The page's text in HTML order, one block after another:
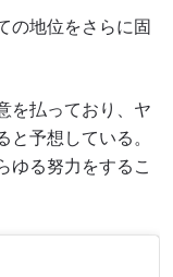
の地位をさらに固
を払っており、ヤ
予想している。
ゆる努力をするこ